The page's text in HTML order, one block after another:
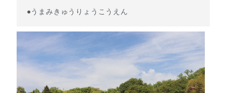
●うまみきゅうりょうこうえん